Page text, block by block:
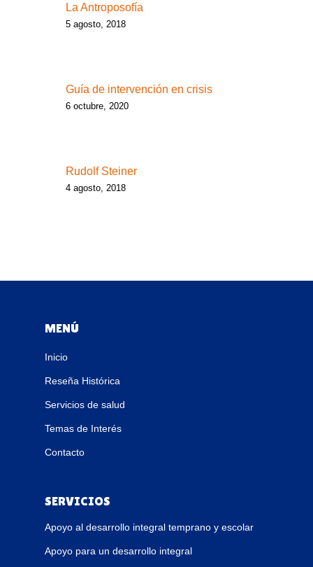
La Antroposofía
5 agosto, 2018
Guía de intervención en crisis
6 octubre, 2020
Rudolf Steiner
4 agosto, 2018
MENÚ
Inicio
Reseña Histórica
Servicios de salud
Temas de Interés
Contacto
SERVICIOS
Apoyo al desarrollo integral temprano y escolar
Apoyo para un desarrollo integral